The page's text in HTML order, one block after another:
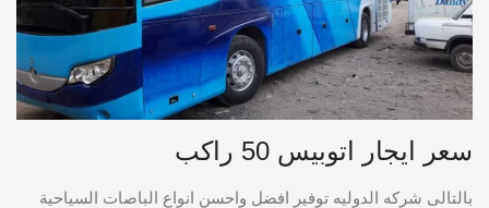
سعر ايجار اتوبيس 50 راكب
بالتالى شركه الدوليه توفير افضل واحسن انواع الباصات السياحية